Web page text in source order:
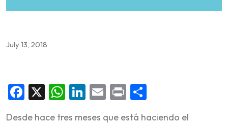
July 13, 2018
Facebook
X WhatsApp
LinkedIn
Email
Print
Desde hace tres meses que está haciendo el